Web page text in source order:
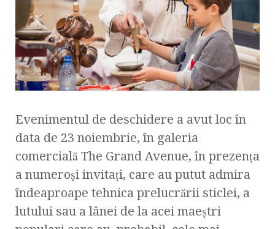
Evenimentul de deschidere a avut loc în
data de 23 noiembrie, în galeria
comercială The Grand Avenue, în prezența
a numeroși invitați, care au putut admira
îndeaproape tehnica prelucrării sticlei, a
lutului sau a lânei de la acei maeștri